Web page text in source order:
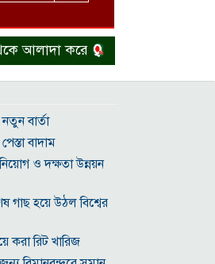
আলাদা করে হত্যা মামলা থেকে
বার্তা
বাদাম
ও দক্ষতা উন্নয়ন
গাছ হয়ে উঠল বিশ্বের
করা রিট খারিজ